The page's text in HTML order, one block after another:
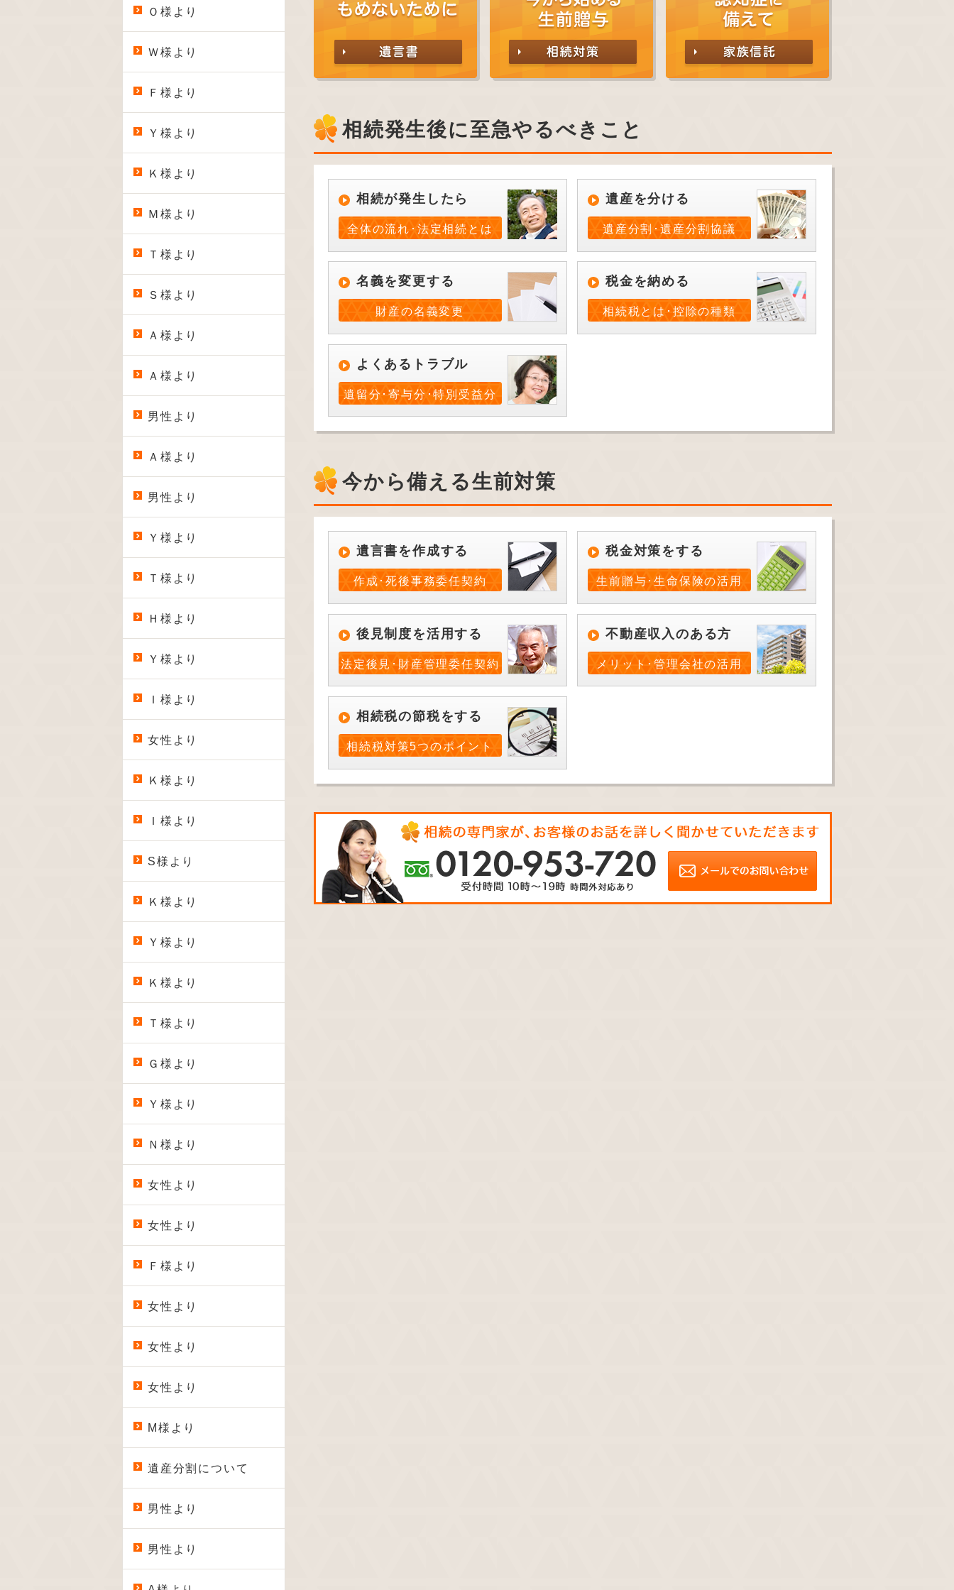
相続発生後に至急やるべきこと
相続が発生したら
全体の流れ･法定相続とは
遺産を分ける
遺産分割･遺産分割協議
名義を変更する
財産の名義変更
税金を納める
相続税とは･控除の種類
よくあるトラブル
遺留分･寄与分･特別受益分
今から備える生前対策
遺言書を作成する
作成･死後事務委任契約
税金対策をする
生前贈与･生命保険の活用
後見制度を活用する
法定後見･財産管理委任契約
不動産収入のある方
メリット･管理会社の活用
相続税の節税をする
相続税対策5つのポイント
Ｏ様より
Ｗ様より
Ｆ様より
Ｙ様より
Ｋ様より
Ｍ様より
Ｔ様より
Ｓ様より
Ａ様より
Ａ様より
男性より
Ａ様より
男性より
Ｙ様より
Ｔ様より
Ｈ様より
Ｙ様より
Ｉ様より
女性より
Ｋ様より
Ｉ様より
S様より
Ｋ様より
Ｙ様より
Ｋ様より
Ｔ様より
Ｇ様より
Ｙ様より
Ｎ様より
女性より
女性より
Ｆ様より
女性より
女性より
女性より
M様より
遺産分割について
男性より
男性より